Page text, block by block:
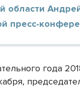
области
пресс-
года